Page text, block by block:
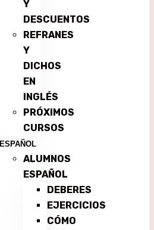
Y
DESCUENTOS
REFRANES
Y
DICHOS
EN
INGLÉS
PRÓXIMOS
CURSOS
ESPAÑOL
ALUMNOS
ESPAÑOL
DEBERES
EJERCICIOS
CÓMO